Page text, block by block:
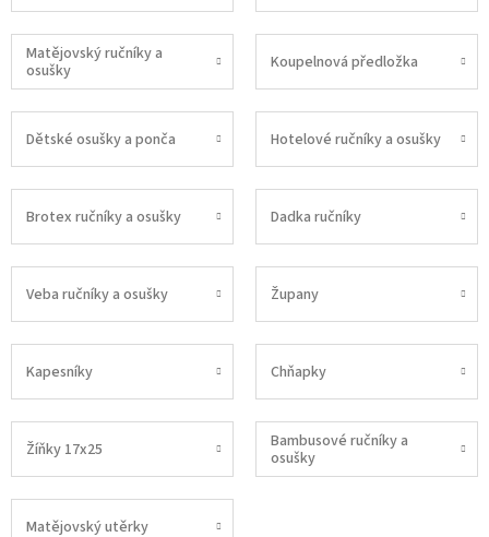
Matějovský ručníky a
osušky
Koupelnová předložka
Dětské osušky a ponča Hotelové ručníky a osušky
Brotex ručníky a osušky Dadka ručníky
Veba ručníky a osušky Župany
Kapesníky Chňapky
Žíňky 17x25
Bambusové ručníky a
osušky
Matějovský utěrky